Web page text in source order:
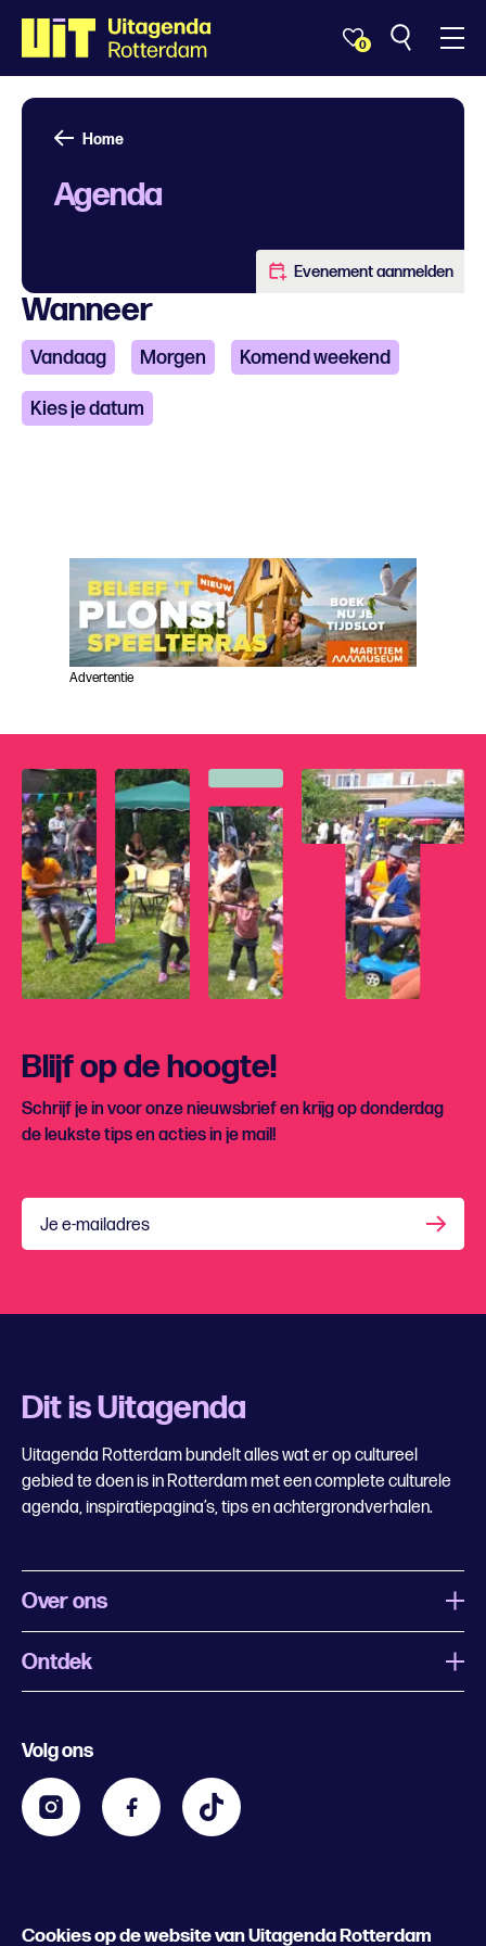
Cookies op de website van Uitagenda Rotterdam
0
Home
Agenda
Evenement aanmelden
Wanneer
Vandaag Morgen Komend weekend
Kies je datum
Advertentie
Blijf op de hoogte!
Schrijf je in voor onze nieuwsbrief en krijg op donderdag
de leukste tips en acties in je mail!
Je e-mailadres
Dit is Uitagenda
Uitagenda Rotterdam bundelt alles wat er op cultureel
gebied te doen is in Rotterdam met een complete culturele
agenda, inspiratiepagina’s, tips en achtergrondverhalen.
Over ons
Wat is Uitagenda Rotterdam
Contact
Zakelijk
Ontdek
Kids
Volg ons